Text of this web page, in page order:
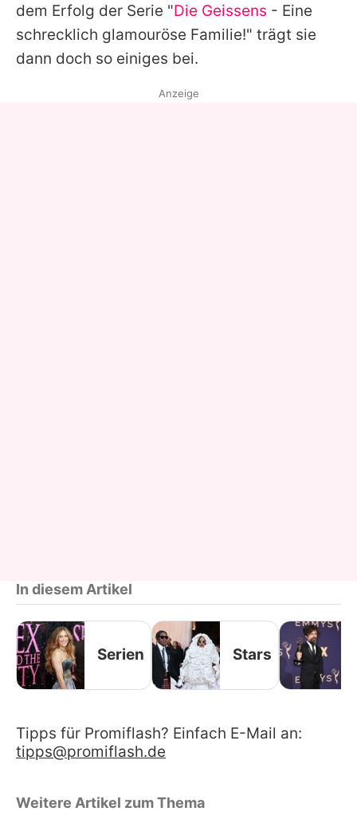
dem Erfolg der Serie "Die Geissens - Eine
schrecklich glamouröse Familie!" trägt sie
dann doch so einiges bei.
Anzeige
In diesem Artikel
Serien Stars
Tipps für Promiflash? Einfach E-Mail an:
tipps@promiflash.de
Weitere Artikel zum Thema